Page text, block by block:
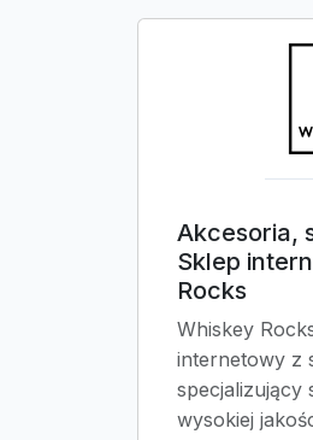
Akcesoria,
Sklep
Rocks
Whiskey
internetowy z
specjalizujący
wysokiej